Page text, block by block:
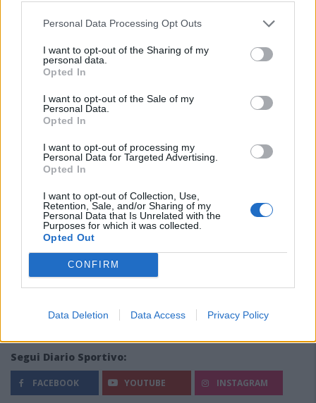
Personal Data Processing Opt Outs
I want to opt-out of the Sharing of my
personal data.
Opted In
I want to opt-out of the Sale of my
Personal Data.
Opted In
I want to opt-out of processing my
Personal Data for Targeted Advertising.
Opted In
I want to opt-out of Collection, Use,
Retention, Sale, and/or Sharing of my
Personal Data that Is Unrelated with the
Purposes for which it was collected.
Opted Out
CONFIRM
Data Deletion Data Access Privacy Policy
5 Ago 2026
Il CR sardo esclude anche l'Olbia: l'Usinese è
in Eccellenza, il Fonni sale in Promozione
Segui Diario Sportivo:
FACEBOOK YOUTUBE INSTAGRAM